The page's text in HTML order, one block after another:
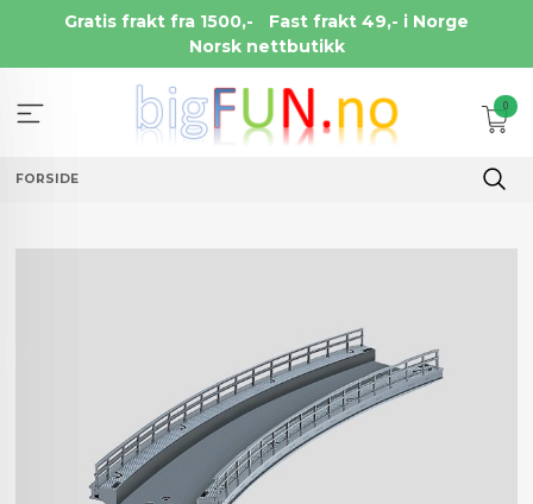
Gratis frakt fra 1500,-
Fast frakt 49,- i Norge
Norsk nettbutikk
0
FORSIDE